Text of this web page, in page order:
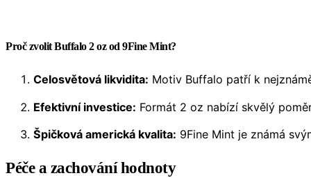
Proč zvolit Buffalo 2 oz od 9Fine Mint?
Celosvětová likvidita: Motiv Buffalo patří k
Efektivní investice: Formát 2 oz nabízí skvělý
Špičková americká kvalita: 9Fine Mint je známá
Péče a zachování hodnoty